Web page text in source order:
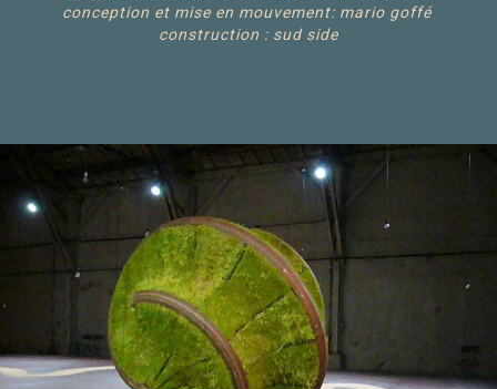
conception et mise en mouvement: mario goffé
construction : sud side